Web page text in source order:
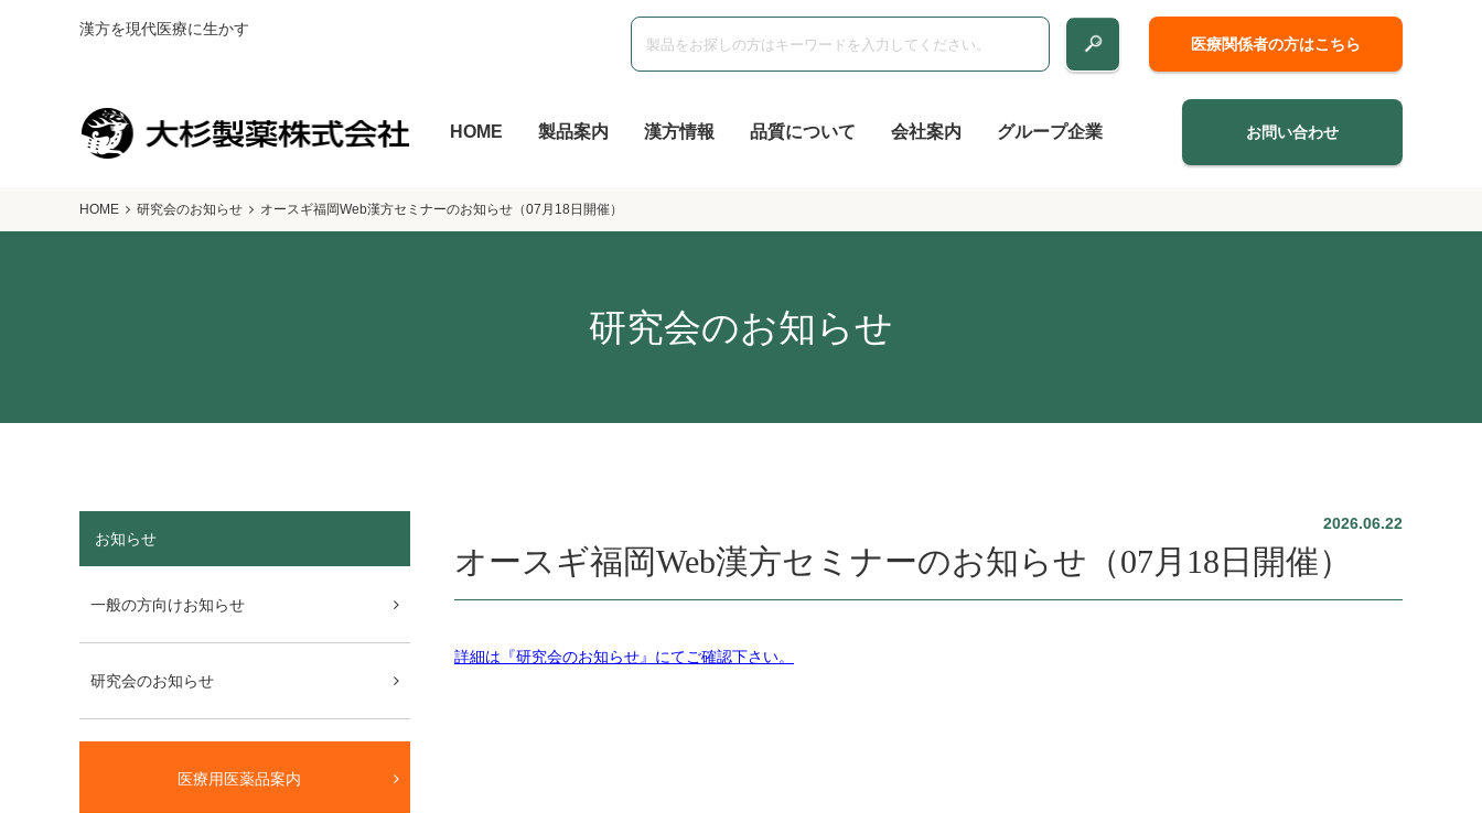
漢方を現代医療に生かす
医療関係者の方はこちら
HOME 製品案内 漢方情報 品質について 会社案内 グループ企業 お問い合わせ
HOME 研究会のお知らせ オースギ福岡Web漢方セミナーのお知らせ（07月18日開催）
研究会のお知らせ
2026.06.22
オースギ福岡Web漢方セミナーのお知らせ（07月18日開催）
詳細は『研究会のお知らせ』にてご確認下さい。
お知らせ
一般の方向けお知らせ
研究会のお知らせ
医療用医薬品案内